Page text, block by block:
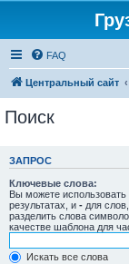
FAQ
Центральный сайт
Поиск
ЗАПРОС
Ключевые слова:
Вы можете использовать
результатах, и - для
разделить слова
качестве шаблона для
Искать все слова